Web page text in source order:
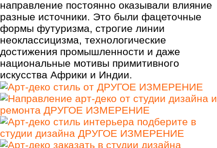
направление постоянно оказывали влияние
разные источники. Это были фацеточные
формы футуризма, строгие линии
неоклассицизма, технологические
достижения промышленности и даже
национальные мотивы примитивного
искусства Африки и Индии.